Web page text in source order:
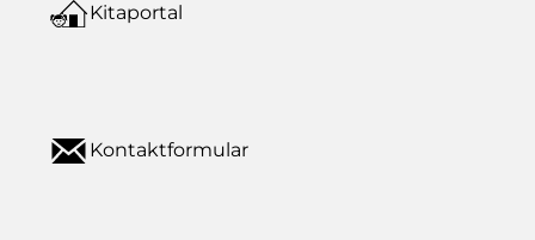
Kitaportal
Kontaktformular